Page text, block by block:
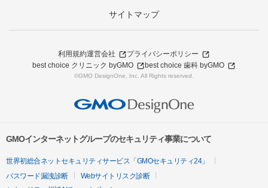
サイトマップ
利用規約運営会社
プライバシーポリシー
best choice クリニック byGMO
best choice 歯科 byGMO
©GMO DesignOne, Inc. All Rights reserved.
GMOインターネットグループのセキュリティ事業について
世界初総合ネットセキュリティサービス「GMOセキュリティ24」
パスワード漏洩診断
Webサイトリスク診断